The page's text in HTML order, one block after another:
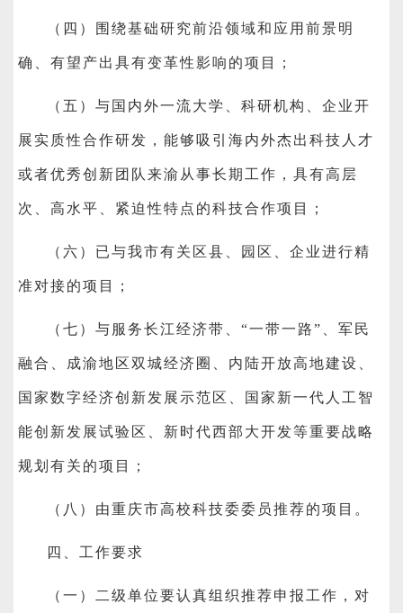
（四）围绕基础研究前沿领域和应用前景明
确、有望产出具有变革性影响的项目；
（五）与国内外一流大学、科研机构、企业开
展实质性合作研发，能够吸引海内外杰出科技人才
或者优秀创新团队来渝从事长期工作，具有高层
次、高水平、紧迫性特点的科技合作项目；
（六）已与我市有关区县、园区、企业进行精
准对接的项目；
（七）与服务长江经济带、“一带一路”、军民
融合、成渝地区双城经济圈、内陆开放高地建设、
国家数字经济创新发展示范区、国家新一代人工智
能创新发展试验区、新时代西部大开发等重要战略
规划有关的项目；
（八）由重庆市高校科技委委员推荐的项目。
四、工作要求
（一）二级单位要认真组织推荐申报工作，对